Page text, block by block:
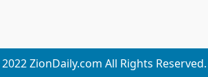
ZionDaily.com All Rights Reserved.